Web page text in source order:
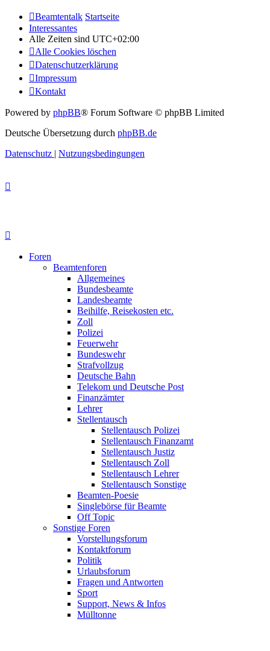
Beamtentalk Startseite
Interessantes
Alle Zeiten sind UTC+02:00
Alle Cookies löschen
Datenschutzerklärung
Impressum
Kontakt
Powered by phpBB® Forum Software © phpBB Limited
Deutsche Übersetzung durch phpBB.de
Datenschutz | Nutzungsbedingungen
Foren
Beamtenforen
Allgemeines
Bundesbeamte
Landesbeamte
Beihilfe, Reisekosten etc.
Zoll
Polizei
Feuerwehr
Bundeswehr
Strafvollzug
Deutsche Bahn
Telekom und Deutsche Post
Finanzämter
Lehrer
Stellentausch
Stellentausch Polizei
Stellentausch Finanzamt
Stellentausch Justiz
Stellentausch Zoll
Stellentausch Lehrer
Stellentausch Sonstige
Beamten-Poesie
Singlebörse für Beamte
Off Topic
Sonstige Foren
Vorstellungsforum
Kontaktforum
Politik
Urlaubsforum
Fragen und Antworten
Sport
Support, News & Infos
Mülltonne